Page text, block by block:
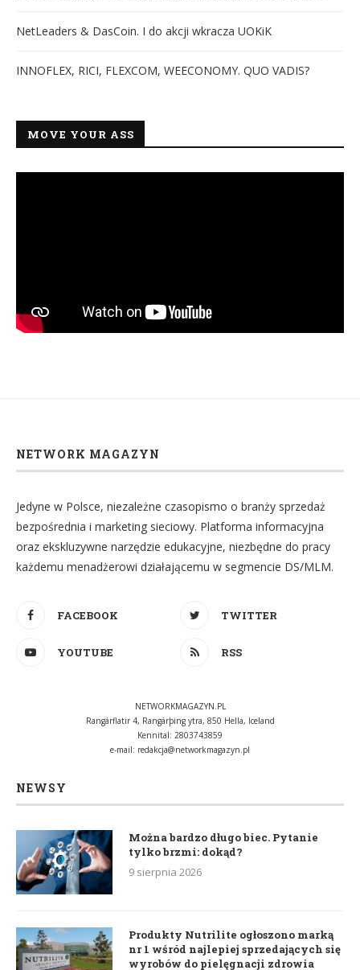
NetLeaders & DasCoin. I do akcji wkracza UOKiK
INNOFLEX, RICI, FLEXCOM, WEECONOMY. QUO VADIS?
MOVE YOUR ASS
NETWORK MAGAZYN
Jedyne w Polsce, niezależne czasopismo o branży sprzedaż
bezpośrednia i marketing sieciowy. Platforma informacyjna
oraz ekskluzywne narzędzie edukacyjne, niezbędne do pracy
każdemu menadżerowi działającemu w segmencie DS/MLM.
FACEBOOK TWITTER
YOUTUBE RSS
NETWORKMAGAZYN.PL
Rangárflatir 4, Rangárþing ytra, 850 Hella, Iceland
Kennital: 2803743859
e-mail: redakcja@networkmagazyn.pl
NEWSY
Można bardzo długo biec. Pytanie
tylko brzmi: dokąd?
9 sierpnia 2026
Produkty Nutrilite ogłoszono marką
nr 1 wśród najlepiej sprzedających się
wyrobów do pielęgnacji zdrowia